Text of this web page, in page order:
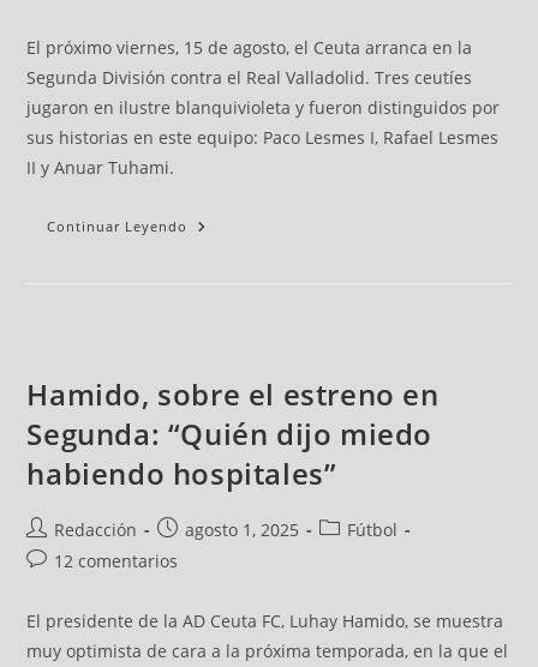
El próximo viernes, 15 de agosto, el Ceuta arranca en la
Segunda División contra el Real Valladolid. Tres ceutíes
jugaron en ilustre blanquivioleta y fueron distinguidos por
sus historias en este equipo: Paco Lesmes I, Rafael Lesmes
II y Anuar Tuhami.
Continuar Leyendo
Hamido, sobre el estreno en
Segunda: “Quién dijo miedo
habiendo hospitales”
Redacción agosto 1, 2025
Fútbol
12 comentarios
El presidente de la AD Ceuta FC, Luhay Hamido, se muestra
muy optimista de cara a la próxima temporada, en la que el